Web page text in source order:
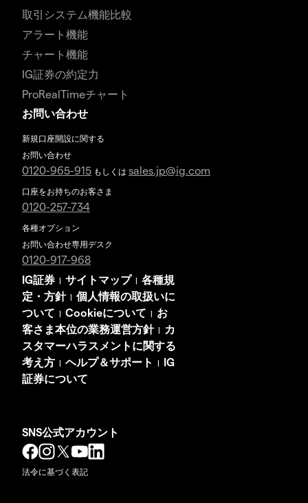
取引システム機能比較
アラート機能
チャート機能
IG証券の約定力
ProRealTimeチャート
お問い合わせ
新規口座開設に関する
お問い合わせ
0120-965-915 もしくは sales.jp@ig.com
口座をお持ちのお客さま
0120-257-734
各種オプション
お問い合わせ専用デスク
0120-917-968
IG証券 | サイトマップ | 各種規
定・方針| 個人情報の取扱いに
ついて | Cookieについて | お
客さま本位の業務運営方針|
カ
スタマーハラスメントに関する
考え方 | ヘルプ＆サポート | IG
証券について
SNS公式アカウント
法令に基づく表記